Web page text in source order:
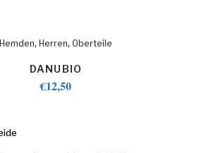
Hemden, Herren, Oberteile
DANUBIO
€12,50